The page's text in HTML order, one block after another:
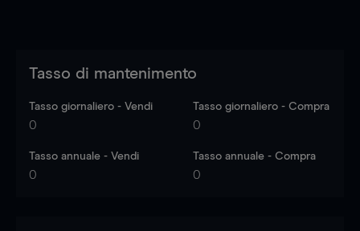
Tasso di mantenimento
Tasso giornaliero - Vendi
0
Tasso giornaliero - Compra
0
Tasso annuale - Vendi
0
Tasso annuale - Compra
0